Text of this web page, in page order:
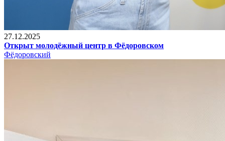
27.12.2025
Открыт молодёжный центр в Фёдоровском
Фёдоровский